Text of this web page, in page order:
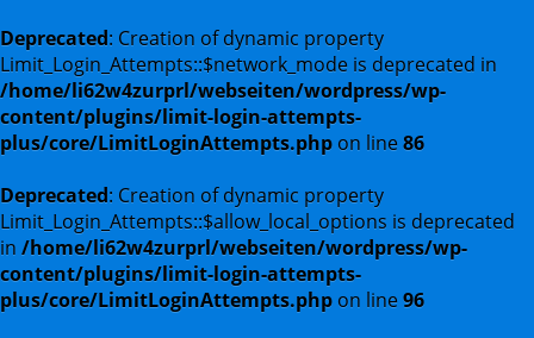
Deprecated: Creation of dynamic property
Limit_Login_Attempts::$network_mode is deprecated in
/home/li62w4zurprl/webseiten/wordpress/wp-
content/plugins/limit-login-attempts-
plus/core/LimitLoginAttempts.php on line86
Deprecated: Creation of dynamic property
Limit_Login_Attempts::$allow_local_options is deprecated
in /home/li62w4zurprl/webseiten/wordpress/wp-
content/plugins/limit-login-attempts-
plus/core/LimitLoginAttempts.php on line96